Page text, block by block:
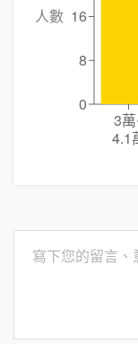
3萬
4.1
0
8
16
人數